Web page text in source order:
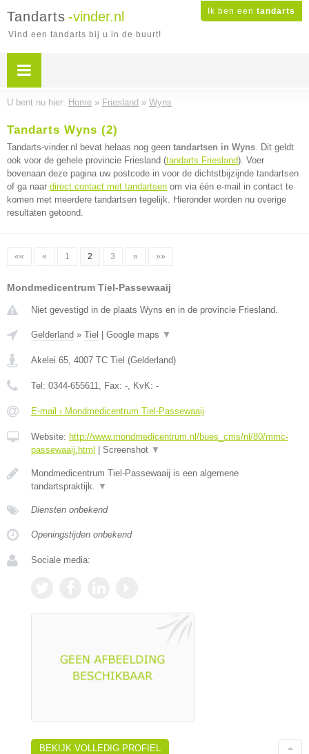
Ik ben een tandarts
Tandarts -vinder.nl
Vind een tandarts bij u in de buurt!
U bent nu hier: Home » Friesland » Wyns
Tandarts Wyns (2)
Tandarts-vinder.nl bevat helaas nog geen tandartsen in Wyns. Dit geldt
ook voor de gehele provincie Friesland (tandarts Friesland). Voer
bovenaan deze pagina uw postcode in voor de dichtstbijzijnde tandartsen
of ga naar direct contact met tandartsen om via één e-mail in contact te
komen met meerdere tandartsen tegelijk. Hieronder worden nu overige
resultaten getoond.
«« « 1 2 3 » »»
Mondmedicentrum Tiel-Passewaaij
Niet gevestigd in de plaats Wyns en in de provincie Friesland.
Gelderland » Tiel Google maps ▼
Akelei 65, 4007 TC Tiel (Gelderland)
Tel: 0344-655611, Fax: -, KvK: -
E-mail › Mondmedicentrum Tiel-Passewaaij
Website: http://www.mondmedicentrum.nl/bues_cms/nl/80/mmc-
passewaaij.html
Screenshot ▼
Mondmedicentrum Tiel-Passewaaij is een algemene
tandartspraktijk. ▼
Diensten onbekend
Openingstijden onbekend
Sociale media:
BEKIJK VOLLEDIG PROFIEL